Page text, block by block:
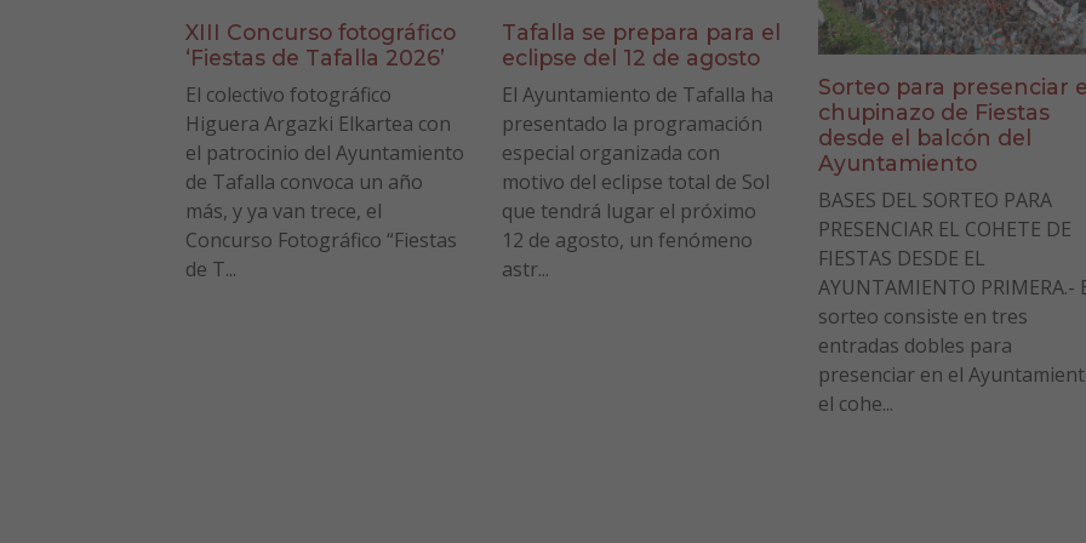
XIII Concurso fotográfico
‘Fiestas de Tafalla 2026’
El colectivo fotográfico
Higuera Argazki Elkartea con
el patrocinio del Ayuntamiento
de Tafalla convoca un año
más, y ya van trece, el
Concurso Fotográfico “Fiestas
de T...
Tafalla se prepara para el
eclipse del 12 de agosto
El Ayuntamiento de Tafalla ha
presentado la programación
especial organizada con
motivo del eclipse total de Sol
que tendrá lugar el próximo
12 de agosto, un fenómeno
astr...
Sorteo para presenciar el
chupinazo de Fiestas
desde el balcón del
Ayuntamiento
BASES DEL SORTEO PARA
PRESENCIAR EL COHETE DE
FIESTAS DESDE EL
AYUNTAMIENTO PRIMERA.-
sorteo consiste en tres
entradas dobles para
presenciar en el
el cohe...